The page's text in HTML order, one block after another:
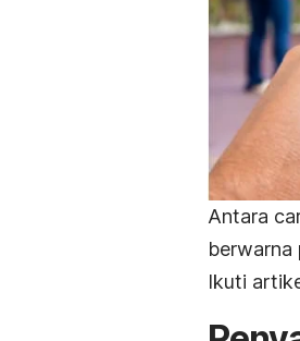
Antara
berwarna
Ikuti